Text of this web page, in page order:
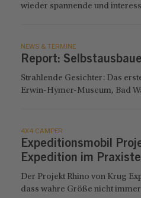
wieder spannende und
NEWS & TERMINE
Report:
Strahlende Gesichter: Das
Erwin-Hymer-Museum, Bad
4X4 CAMPER
Expeditionsmobil
Expedition im
Der Projekt Rhino von Krug
dass wahre Größe nicht immer